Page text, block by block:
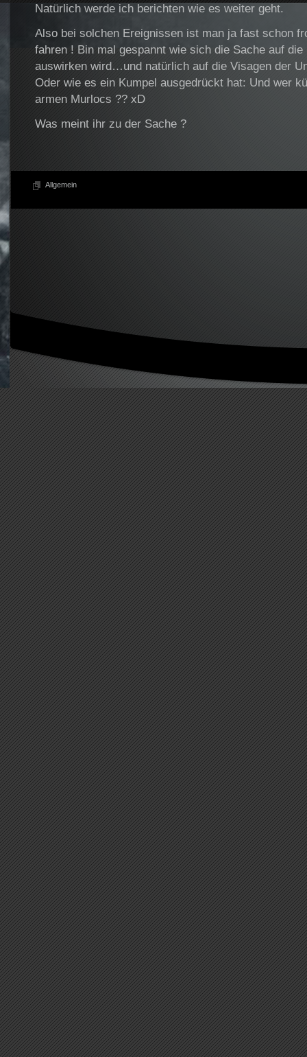
Natürlich werde ich berichten wie es weiter geht.
Also bei solchen Ereignissen ist man ja fast schon
fahren ! Bin mal gespannt wie sich die Sache auf die
auswirken wird…und natürlich auf die Visagen der
Oder wie es ein Kumpel ausgedrückt hat: Und wer
armen Murlocs ?? xD
Was meint ihr zu der Sache ?
Allgemein